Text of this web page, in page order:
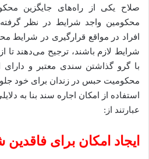
صلاح یکی از راه‌های جایگزین
محکومین واجد شرایط در نظر
افراد در مواقع قرارگیری در شرایط
شرایط لازم باشند، ترجیح می‌دهند تا
با گرو گذاشتن سندی معتبر و
محکومیت حبس در زندان برای خود
استفاده از امکان اجاره سند بنا به
عبارتند از:
​ایجاد امکان برای